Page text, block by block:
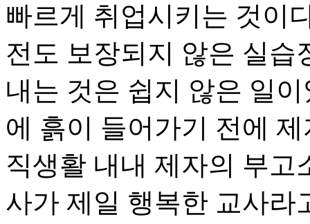
빠르게 취업시키는 것이
전도 보장되지 않은 실습
내는 것은 쉽지 않은 일
에 흙이 들어가기 전에
직생활 내내 제자의 부고
사가 제일 행복한 교사라